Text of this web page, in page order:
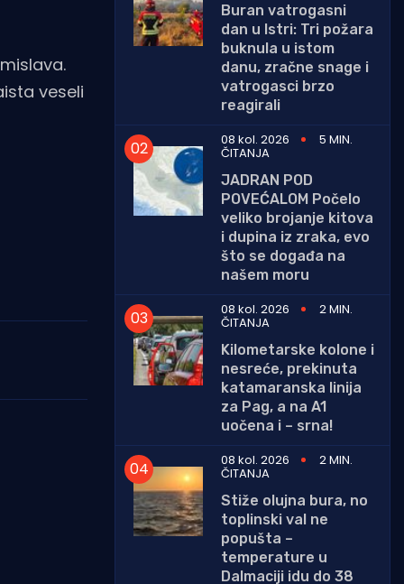
veseli
Buran vatrogasni
dan u Istri: Tri požara
buknula u istom
danu, zračne snage i
vatrogasci brzo
reagirali
08 kol. 2026
5 MIN.
ČITANJA
JADRAN POD
POVEĆALOM Počelo
veliko brojanje kitova
i dupina iz zraka, evo
što se događa na
našem moru
08 kol. 2026
2 MIN.
ČITANJA
Kilometarske kolone i
nesreće, prekinuta
katamaranska linija
za Pag, a na A1
uočena i – srna!
08 kol. 2026
2 MIN.
ČITANJA
Stiže olujna bura, no
toplinski val ne
popušta –
temperature u
Dalmaciji idu do 38